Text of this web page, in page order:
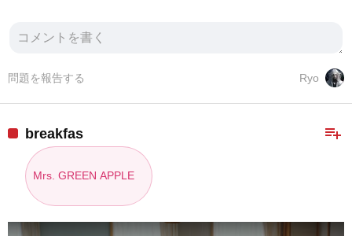
Ryo
問題を報告する
playlist_add
breakfas
Mrs. GREEN APPLE